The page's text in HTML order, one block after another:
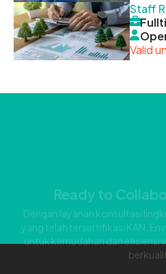
Staff
Valid
yang telah tersertifikasi KAN,
untuk kemudahan dan